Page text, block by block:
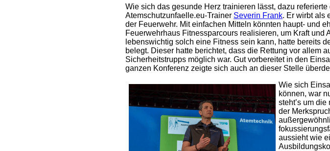
Wie sich das gesunde Herz trainieren lässt, dazu
Atemschutzunfaelle.eu-Trainer Severin Frank. Er wirbt als
der Feuerwehr. Mit einfachen Mitteln könnten haupt- und
Feuerwehrhaus Fitnessparcours realisieren, um Kraft und
lebenswichtig solch eine Fitness sein kann, hatte bereits
belegt. Dieser hatte berichtet, dass die Rettung vor allem
Sicherheitstrupps möglich war. Gut vorbereitet in den
ganzen Konferenz zeigte sich auch an dieser Stelle
Wie sich
können, war
steht’s um
der
aussieht wie